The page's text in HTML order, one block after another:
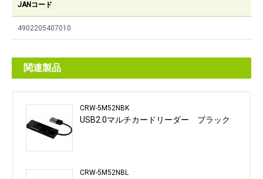
JANコード
4902205407010
関連製品
CRW-5M52NBK
USB2.0マルチカードリーダー ブラック
CRW-5M52NBL